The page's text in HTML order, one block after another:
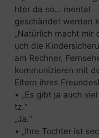
hter da so… mental
geschändet werden
„Natürlich macht mir
uch die
am Rechner,
kommunizieren mit
Eltern ihres
• „Es gibt ja auch
tz.“
„Ja.“
• „Ihre Tochter ist